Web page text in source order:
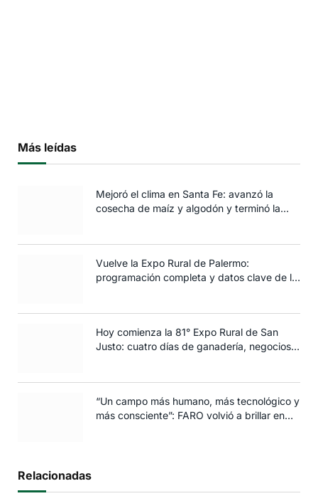
Más leídas
Mejoró el clima en Santa Fe: avanzó la
cosecha de maíz y algodón y terminó la
Vuelve la Expo Rural de Palermo:
programación completa y datos clave de la
Hoy comienza la 81° Expo Rural de San
Justo: cuatro días de ganadería, negocios y
“Un campo más humano, más tecnológico y
más consciente”: FARO volvió a brillar en
Relacionadas